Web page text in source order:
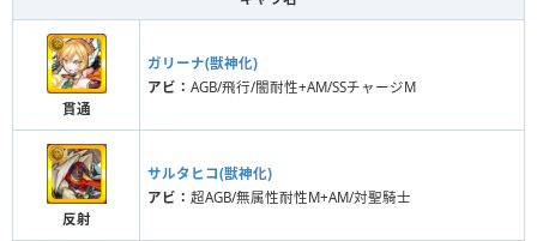
貫通
ガリーナ(獣神化)
アビ： AGB/飛行/闇耐性+AM/SSチャージM
反射
サルタヒコ(獣神化)
アビ： 超AGB/無属性耐性M+AM/対聖騎士